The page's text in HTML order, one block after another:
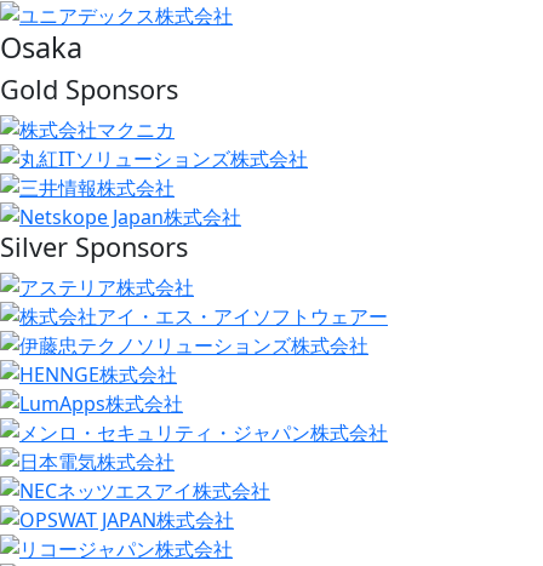
Osaka
Gold Sponsors
Silver Sponsors